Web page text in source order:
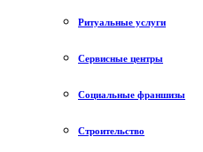
Ритуальные услуги
Сервисные центры
Социальные франшизы
Строительство